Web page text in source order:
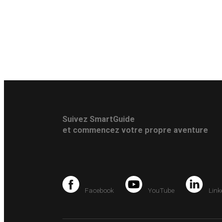
Suivez SmartGuide
et commencez votre propre aventure
Facebook YouTube